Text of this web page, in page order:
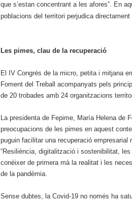
que s’estan concentrant a les afores”. En
poblacions del territori perjudica
Les pimes, clau de la recuperació
El IV Congrés de la micro, petita i mitjana
Foment del Treball acompanyats pels
de 20 trobades amb 24 organitzacions
La presidenta de Fepime, María Helena de
preocupacions de les pimes en aquest
puguin facilitar una recuperació
“Resiliència, digitalització i sostenibilitat,
conèixer de primera mà la realitat i les
de la pandèmia.
Sense dubtes, la Covid-19 no només ha